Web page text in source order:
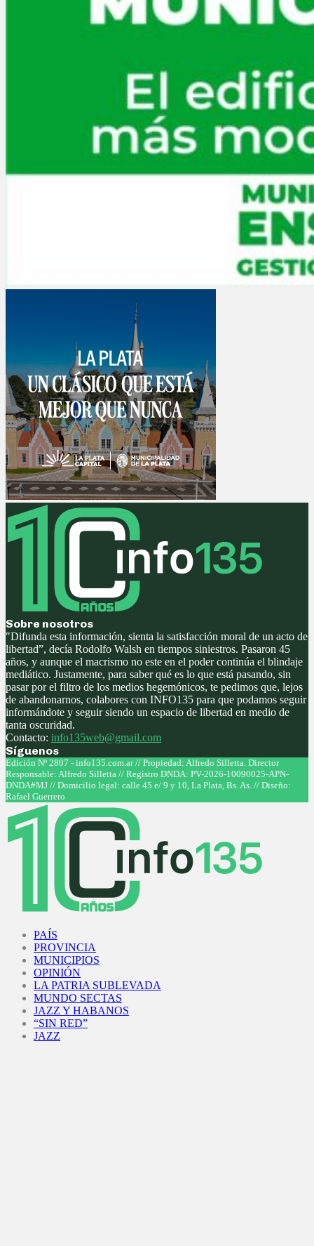
Sobre nosotros
"Difunda esta información, sienta la satisfacción moral de un acto de
libertad”, decía Rodolfo Walsh en tiempos siniestros. Pasaron 45
años, y aunque el macrismo no este en el poder continúa el blindaje
mediático. Justamente, para saber qué es lo que está pasando, sin
pasar por el filtro de los medios hegemónicos, te pedimos que, lejos
de abandonarnos, colabores con INFO135 para que podamos seguir
informándote y seguir siendo un espacio de libertad en medio de
tanta oscuridad.
Contacto: info135web@gmail.com
Síguenos
Facebook
Twitter
Instagram
Youtube
Edición Nº 2807 - info135.com.ar // Propiedad: Alfredo Silletta. Director
Responsable: Alfredo Silletta // Registro DNDA: PV-2026-10090025-APN-
DNDA#MJ // Domicilio legal: calle 45 e/ 9 y 10, La Plata, Bs. As. // Diseño:
Rafael Guerrero
PAÍS
PROVINCIA
MUNICIPIOS
OPINIÓN
LA PATRIA SUBLEVADA
MUNDO SECTAS
JAZZ Y HABANOS
“SIN RED”
JAZZ